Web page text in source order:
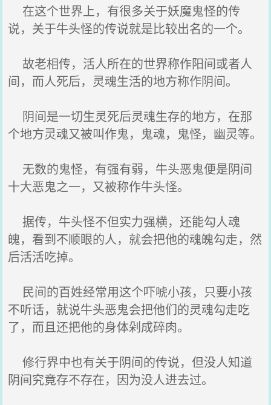
在这个世界上，有很多关于妖魔鬼怪的传
说，关于牛头怪的传说就是比较出名的一个。
故老相传，活人所在的世界称作阳间或者人
间，而人死后，灵魂生活的地方称作阴间。
阴间是一切生灵死后灵魂生存的地方，在那
个地方灵魂又被叫作鬼，鬼魂，鬼怪，幽灵等。
无数的鬼怪，有强有弱，牛头恶鬼便是阴间
十大恶鬼之一，又被称作牛头怪。
据传，牛头怪不但实力强横，还能勾人魂
魄，看到不顺眼的人，就会把他的魂魄勾走，然
后活活吃掉。
民间的百姓经常用这个吓唬小孩，只要小孩
不听话，就说牛头恶鬼会把他们的灵魂勾走吃
了，而且还把他的身体剁成碎肉。
修行界中也有关于阴间的传说，但没人知道
阴间究竟存不存在，因为没人进去过。